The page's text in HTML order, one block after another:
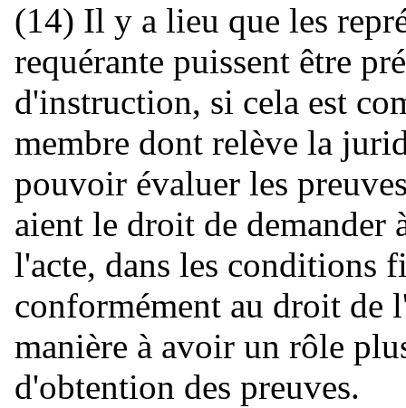
(14) Il y a lieu que les
requérante puissent être
d'instruction, si cela est
membre dont relève la
pouvoir évaluer les
aient le droit de demander
l'acte, dans les conditions
conformément au droit de
manière à avoir un rôle
d'obtention des preuves.